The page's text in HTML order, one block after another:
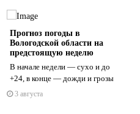
Прогноз погоды в
Вологодской области на
предстоящую неделю
В начале недели — сухо и до
+24, в конце — дожди и грозы
3 августа